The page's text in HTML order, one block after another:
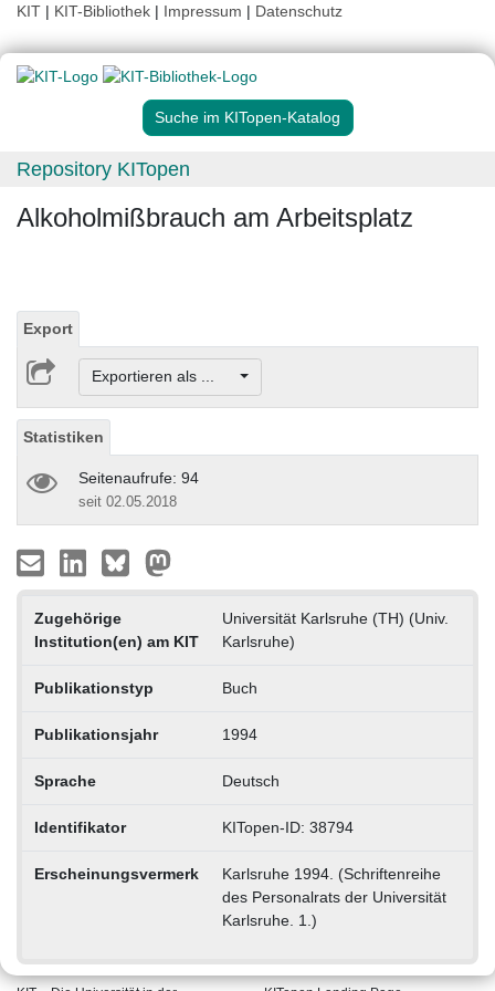
KIT | KIT-Bibliothek | Impressum | Datenschutz
Suche im KITopen-Katalog
Repository KITopen
Alkoholmißbrauch am Arbeitsplatz
Export
Exportieren als ...
Statistiken
Seitenaufrufe: 94
seit 02.05.2018
Zugehörige
Institution(en) am KIT
Universität Karlsruhe (TH) (Univ.
Karlsruhe)
Publikationstyp Buch
Publikationsjahr 1994
Sprache Deutsch
Identifikator KITopen-ID: 38794
Erscheinungsvermerk
Karlsruhe 1994. (Schriftenreihe
des Personalrats der Universität
Karlsruhe. 1.)